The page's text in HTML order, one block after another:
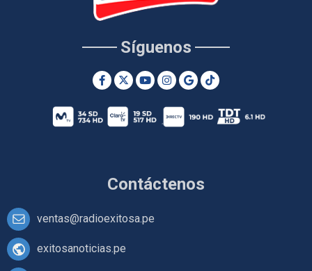
Contáctenos
ventas@radioexitosa.pe
exitosanoticias.pe
Síguenos